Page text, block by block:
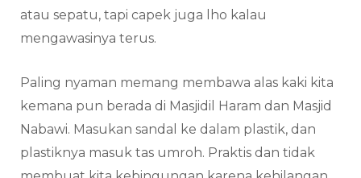
atau sepatu, tapi capek juga lho kalau
mengawasinya terus.
Paling nyaman memang membawa alas kaki kita
kemana pun berada di Masjidil Haram dan Masjid
Nabawi. Masukan sandal ke dalam plastik, dan
plastiknya masuk tas umroh. Praktis dan tidak